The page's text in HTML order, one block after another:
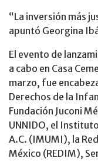
“La inversión más
apuntó Georgina
El evento de
a cabo en Casa
marzo, fue
Derechos de la
Fundación Juconi
UNNIDO, el
A.C. (IMUMI), la
México (REDIM),